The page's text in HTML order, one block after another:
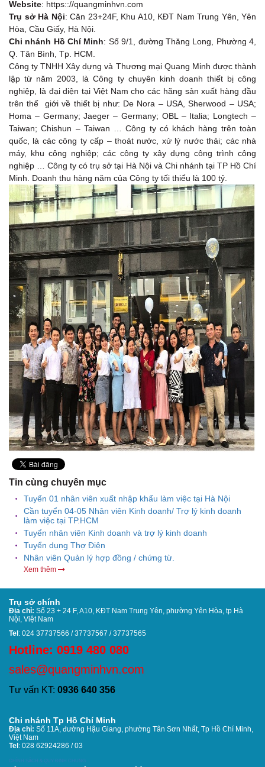
Website: https:://quangminhvn.com
Trụ sở Hà Nội: Căn 23+24F, Khu A10, KĐT Nam Trung Yên, Yên
Hòa, Cầu Giấy, Hà Nội.
Chi nhánh Hồ Chí Minh: Số 9/1, đường Thăng Long, Phường 4,
Q. Tân Bình, Tp. HCM.
Công ty TNHH Xây dựng và Thương mại Quang Minh được thành
lập từ năm 2003, là Công ty chuyên kinh doanh thiết bị công
nghiệp, là đại diện tại Việt Nam cho các hãng sản xuất hàng đầu
trên thế giới về thiết bị như: De Nora – USA,Sherwood – USA;
Homa – Germany;Jaeger – Germany; OBL – Italia; Longtech –
Taiwan;Chishun – Taiwan … Công ty có khách hàng trên toàn
quốc, là các công ty cấp – thoát nước, xử lý nước thải; các nhà
máy, khu công nghiệp; các công ty xây dựng công trình công
nghiệp … Công ty có trụ sở tại Hà Nội và Chi nhánh tại TP Hồ Chí
Minh. Doanh thu hàng năm của Công ty tối thiểu là 100 tỷ.
Tin cùng chuyên mục
Tuyển 01 nhân viên xuất nhập khẩu làm việc tại Hà Nội
Cần tuyển 04-05 Nhân viên Kinh doanh/ Trợ lý kinh doanh
làm việc tại TP.HCM
Tuyển nhân viên Kinh doanh và trợ lý kinh doanh
Tuyển dụng Thợ Điện
Nhân viên Quản lý hợp đồng / chứng từ.
Xem thêm
Trụ sở chính
Địa chỉ: Số 23 + 24 F, A10, KĐT Nam Trung Yên, phường Yên Hòa, tp Hà
Nội, Việt Nam
Tel : 024 37737566 / 37737567 / 37737565
Hotline: 0919 480 080
sales@quangminhvn.com
Tư vấn KT: 0936 640 356
Chi nhánh Tp Hồ Chí Minh
Địa chỉ: Số 11A, đường Hậu Giang, phường Tân Sơn Nhất, Tp Hồ Chí Minh,
Việt Nam
Tel : 028 62924286 / 03
CHÍNH SÁCH & QUY ĐỊNH CHUNG